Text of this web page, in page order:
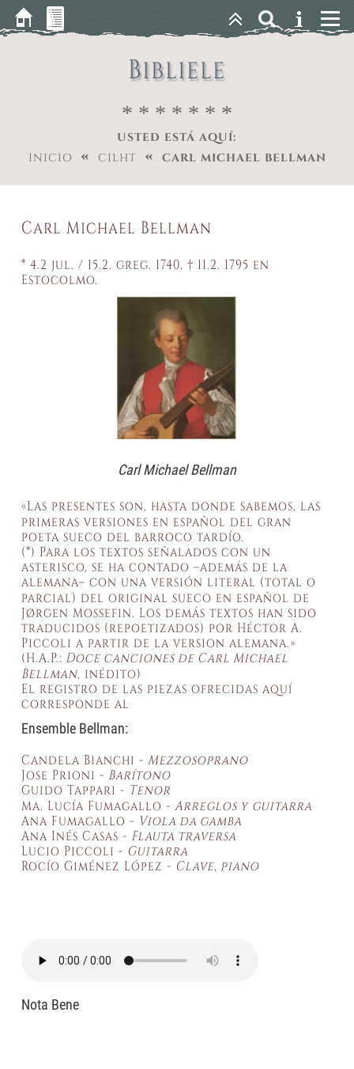
Bibliele
* * * * * * *
USTED ESTÁ AQUÍ:
INICIO
« CILHT « CARL MICHAEL BELLMAN
Carl Michael Bellman
* 4.2 jul. / 15.2. greg. 1740, † 11.2. 1795 en
Estocolmo.
Carl Michael Bellman
«Las presentes son, hasta donde sabemos, las
primeras versiones en español del gran
poeta sueco del barroco tardío.
(*) Para los textos señalados con un
asterisco, se ha contado –además de la
alemana– con una versión literal (total o
parcial) del original sueco en español de
Jørgen Mossefin. Los demás textos han sido
traducidos (repoetizados) por Héctor A.
Piccoli a partir de la version alemana.»
(H.A.P.: Doce canciones de Carl Michael
Bellman, inédito)
El registro de las piezas ofrecidas aquí
corresponde al
Ensemble Bellman:
Candela Bianchi - Mezzosoprano
Jose Prioni - Barítono
Guido Tappari - Tenor
Ma. Lucía Fumagallo - Arreglos y guitarra
Ana Fumagallo - Viola da gamba
Ana Inés Casas - Flauta traversa
Lucio Piccoli - Guitarra
Rocío Giménez López - Clave, piano
Nota Bene